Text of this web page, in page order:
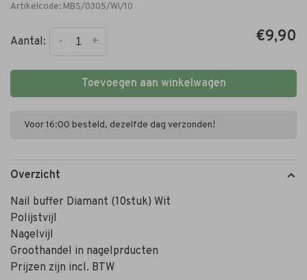
Artikelcode: MBS/0305/WI/10
Aantal: +
- €9,90
Toevoegen aan winkelwagen
Voor 16:00 besteld, dezelfde dag verzonden!
Overzicht
Nail buffer Diamant (10stuk) Wit
Polijstvijl
Nagelvijl
Groothandel in nagelprducten
Prijzen zijn incl. BTW